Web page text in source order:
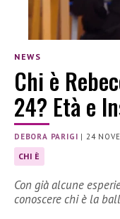
NEWS
Chi è
24? Età e
DEBORA PARIGI | 24
CHI È
Con già alcune
conoscere chi è la